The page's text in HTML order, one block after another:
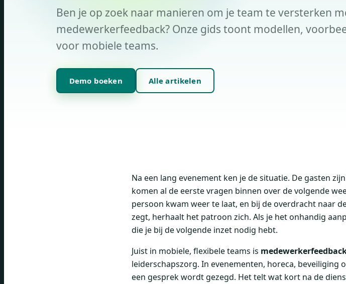
Ben je op zoek naar manieren om je team te versterken
medewerkerfeedback? Onze gids toont modellen,
voor mobiele teams.
Demo boeken Alle artikelen
Na een lang evenement ken je de situatie. De gasten
komen al de eerste vragen binnen over de volgende
persoon kwam weer te laat, en bij de overdracht naar
zegt, herhaalt het patroon zich. Als je het onhandig
die je bij de volgende inzet nodig hebt.
Juist in mobiele, flexibele teams is
leiderschapszorg. In evenementen, horeca,
een gesprek wordt gezegd. Het telt wat kort na de